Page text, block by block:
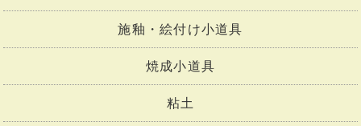
施釉・絵付け小道具
焼成小道具
粘土